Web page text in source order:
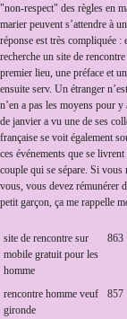
"non-respect" des règles en
marier peuvent s’attendre à
réponse est très compliquée :
recherche un site de
premier lieu, une préface et
ensuite serv. Un étranger
n’en a pas les moyens pour
de janvier a vu une de ses
française se voit également
ces événements que se
couple qui se sépare. Si vous
vous, vous devez rémunérer
petit garçon, ça me rappelle
site de rencontre sur
mobile gratuit pour les
homme
863
rencontre homme veuf
gironde
857